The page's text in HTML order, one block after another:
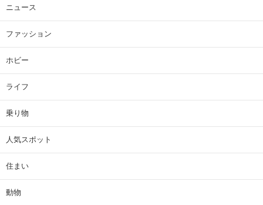
ニュース
ファッション
ホビー
ライフ
乗り物
人気スポット
住まい
動物